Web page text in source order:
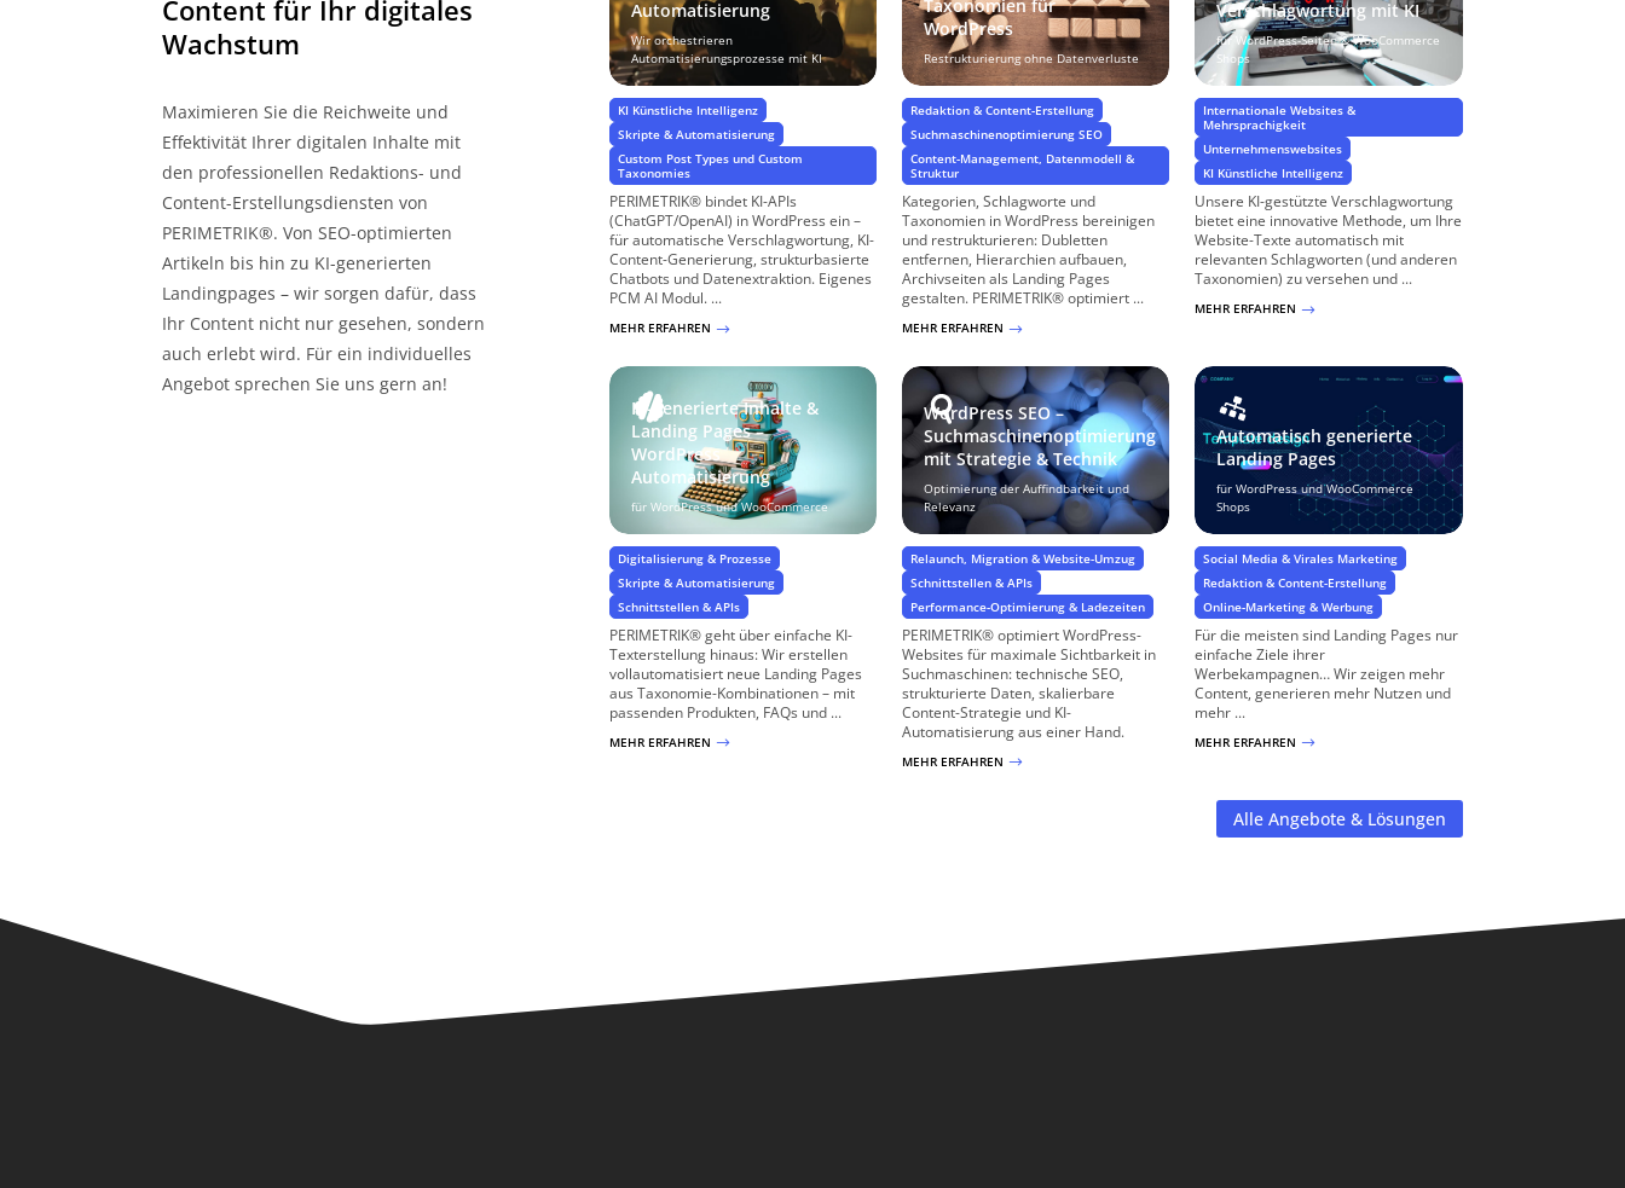
Content für Ihr digitales
Wachstum
Maximieren Sie die Reichweite und
Effektivität Ihrer digitalen Inhalte mit
den professionellen Redaktions- und
Content-Erstellungsdiensten von
PERIMETRIK®. Von SEO-optimierten
Artikeln bis hin zu KI-generierten
Landingpages – wir sorgen dafür, dass
Ihr Content nicht nur gesehen, sondern
auch erlebt wird. Für ein individuelles
Angebot sprechen Sie uns gern an!
Automatisierung
Wir orchestrieren
Automatisierungsprozesse mit KI
KI Künstliche Intelligenz
Skripte & Automatisierung
Custom Post Types und Custom
Taxonomies
PERIMETRIK® bindet KI-APIs
(ChatGPT/OpenAI) in WordPress ein –
für automatische Verschlagwortung, KI-
Content-Generierung, strukturbasierte
Chatbots und Datenextraktion. Eigenes
PCM AI Modul. ...
MEHR ERFAHREN $
Taxonomien für
WordPress
Restrukturierung ohne Datenverluste
Redaktion & Content-Erstellung
Suchmaschinenoptimierung SEO
Content-Management, Datenmodell &
Struktur
Kategorien, Schlagworte und
Taxonomien in WordPress bereinigen
und restrukturieren: Dubletten
entfernen, Hierarchien aufbauen,
Archivseiten als Landing Pages
gestalten. PERIMETRIK® optimiert ...
MEHR ERFAHREN $
Verschlagwortung mit KI
für WordPress-Seiten & WooCommerce
Shops
Internationale Websites &
Mehrsprachigkeit
Unternehmenswebsites
KI Künstliche Intelligenz
Unsere KI-gestützte Verschlagwortung
bietet eine innovative Methode, um Ihre
Website-Texte automatisch mit
relevanten Schlagworten (und anderen
Taxonomien) zu versehen und ...
MEHR ERFAHREN $
KI-generierte Inhalte &
Landing Pages –
WordPress
Automatisierung
für WordPress und WooCommerce
Digitalisierung & Prozesse
Skripte & Automatisierung
Schnittstellen & APIs
PERIMETRIK® geht über einfache KI-
Texterstellung hinaus: Wir erstellen
vollautomatisiert neue Landing Pages
aus Taxonomie-Kombinationen – mit
passenden Produkten, FAQs und ...
MEHR ERFAHREN $
WordPress SEO –
Suchmaschinenoptimierung
mit Strategie & Technik
Optimierung der Auffindbarkeit und
Relevanz
Relaunch, Migration & Website-Umzug
Schnittstellen & APIs
Performance-Optimierung & Ladezeiten
PERIMETRIK® optimiert WordPress-
Websites für maximale Sichtbarkeit in
Suchmaschinen: technische SEO,
strukturierte Daten, skalierbare
Content-Strategie und KI-
Automatisierung aus einer Hand.
MEHR ERFAHREN $
Automatisch generierte
Landing Pages
für WordPress und WooCommerce
Shops
Social Media & Virales Marketing
Redaktion & Content-Erstellung
Online-Marketing & Werbung
Für die meisten sind Landing Pages nur
einfache Ziele ihrer
Werbekampagnen… Wir zeigen mehr
Content, generieren mehr Nutzen und
mehr ...
MEHR ERFAHREN $
Alle Angebote & Lösungen